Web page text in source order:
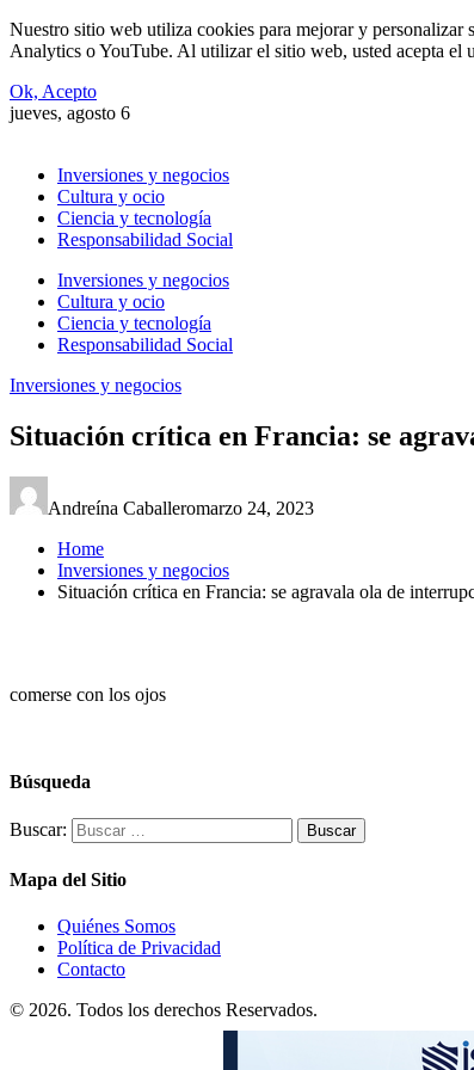
Nuestro sitio web utiliza cookies para mejorar y
Analytics o YouTube. Al utilizar el sitio web, usted acepta el
Ok, Acepto
jueves, agosto 6
Inversiones y negocios
Cultura y ocio
Ciencia y tecnología
Responsabilidad Social
Inversiones y negocios
Cultura y ocio
Ciencia y tecnología
Responsabilidad Social
Inversiones y negocios
Situación crítica en Francia: se
Andreína Caballeromarzo 24, 2023
Home
Inversiones y negocios
Situación crítica en Francia: se agravala ola de
comerse con los ojos
Búsqueda
Buscar:
Mapa del Sitio
Quiénes Somos
Política de Privacidad
Contacto
© 2026. Todos los derechos Reservados.